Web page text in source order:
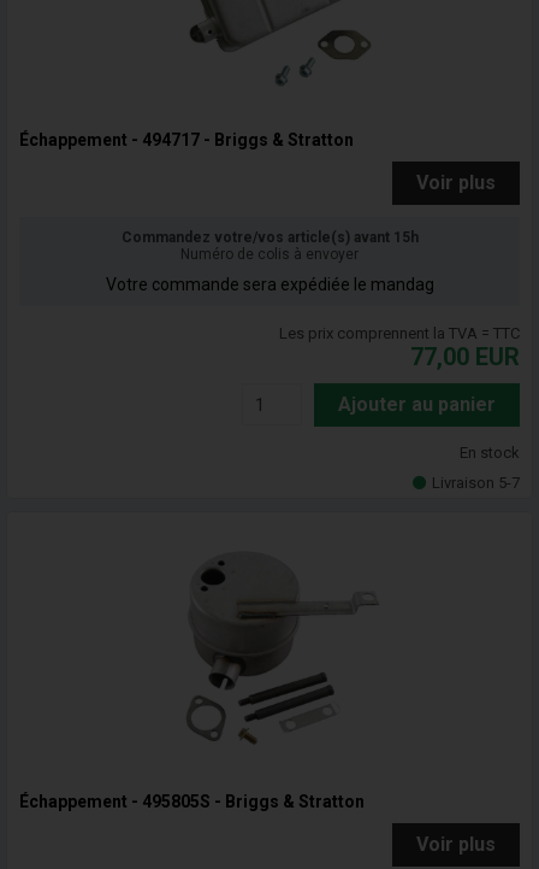
Échappement - 494717 - Briggs & Stratton
Voir plus
Commandez votre/vos article(s) avant 15h
Numéro de colis à envoyer
Votre commande sera expédiée le mandag
Les prix comprennent la TVA = TTC
77,00 EUR
Ajouter au panier
En stock
Livraison 5-7
Échappement - 495805S - Briggs & Stratton
Voir plus